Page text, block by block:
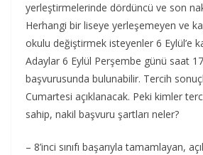
yerleştirmelerinde dördüncü ve son
Herhangi bir liseye yerleşemeyen ve
okulu değiştirmek isteyenler 6 Eylül’e
Adaylar 6 Eylül Perşembe günü saat
başvurusunda bulunabilir. Tercih
Cumartesi açıklanacak. Peki kimler
sahip, nakil başvuru şartları neler?
– 8’inci sınıfı başarıyla tamamlayan,